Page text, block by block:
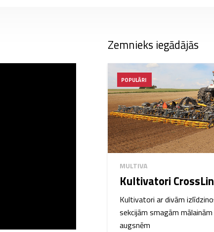
Zemnieks iegādājās
POPULĀRI
MULTIVA
Kultivatori
Kultivatori ar divām
sekcijām smagām mālainām
augsnēm